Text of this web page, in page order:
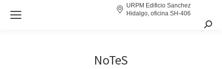
URPM Edificio Sanchez
Hidalgo, oficina SH-406
NoTeS